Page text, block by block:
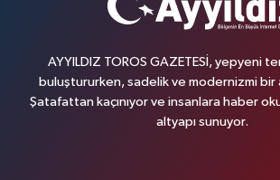
AYYILDIZ TOROS GAZETESİ, yepyeni
buluştururken, sadelik ve modernizmi bir
Şatafattan kaçınıyor ve insanlara haber
altyapı sunuyor.